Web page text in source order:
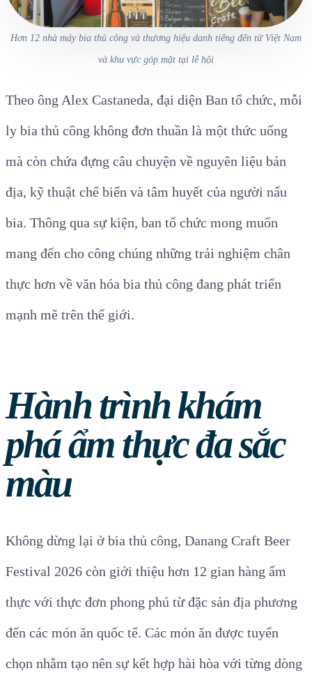
Hơn 12 nhà máy bia thủ công và thương hiệu danh tiếng đến từ Việt Nam
và khu vực góp mặt tại lễ hội
Theo ông Alex Castaneda, đại diện Ban tổ chức, mỗi
ly bia thủ công không đơn thuần là một thức uống
mà còn chứa đựng câu chuyện về nguyên liệu bản
địa, kỹ thuật chế biến và tâm huyết của người nấu
bia. Thông qua sự kiện, ban tổ chức mong muốn
mang đến cho công chúng những trải nghiệm chân
thực hơn về văn hóa bia thủ công đang phát triển
mạnh mẽ trên thế giới.
Hành trình khám
phá ẩm thực đa sắc
màu
Không dừng lại ở bia thủ công, Danang Craft Beer
Festival 2026 còn giới thiệu hơn 12 gian hàng ẩm
thực với thực đơn phong phú từ đặc sản địa phương
đến các món ăn quốc tế. Các món ăn được tuyển
chọn nhằm tạo nên sự kết hợp hài hòa với từng dòng